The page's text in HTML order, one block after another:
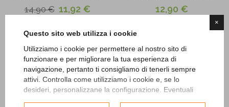
×
Questo sito web utilizza i cookie
Utilizziamo i cookie per permettere al nostro sito di
funzionare e per migliorare la tua esperienza di
navigazione, pertanto ti consigliamo di tenerli sempre
attivi. Controlla come utilizziamo i cookie e, se lo
desideri, personalizzane la configurazione. Eventuali
14,90 € 11,92 €
Add to
Wishlist
12,90 €
Add to
Wishlist